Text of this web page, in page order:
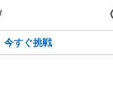
すぐ挑戦